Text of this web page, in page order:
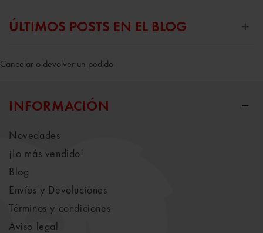
ÚLTIMOS POSTS EN EL BLOG
Cancelar o devolver un pedido
INFORMACIÓN
Novedades
¡Lo más vendido!
Blog
Envíos y Devoluciones
Términos y condiciones
Aviso legal